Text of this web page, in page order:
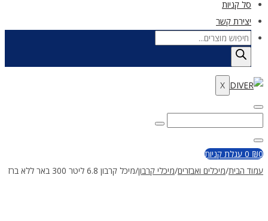
סל קניות
יצירת קשר
Products
search
X
Enter
Keywordfor:
Close
₪0
0 עגלת קניות
עמוד הבית/מיכלים ואבזרים/מיכלי קרבון/מיכל קרבון 6.8 ליטר 300 באר ללא ברז